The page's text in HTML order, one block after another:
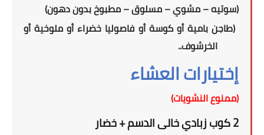
(سوتيه – مشوي – مسلوق – مطبوخ بدون دهون)
(طاجن بامية أو كوسة أو فاصوليا خضراء أو ملوخية أو
الخرشوف..
إختيارات العشاء
(ممنوع النشويات)
2كوب زبادي خالى الدسم+خضار